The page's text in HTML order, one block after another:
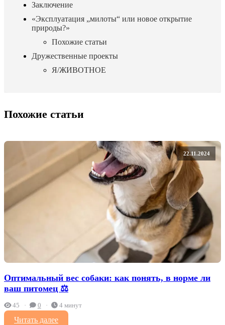
Заключение
«Эксплуатация „милоты“ или новое открытие
природы?»
Похожие статьи
Дружественные проекты
Я/ЖИВОТНОЕ
Похожие статьи
22.11.2024
Оптимальный вес собаки: как понять, в норме ли
ваш питомец ⚖️
45 0 4 минут
Читать далее